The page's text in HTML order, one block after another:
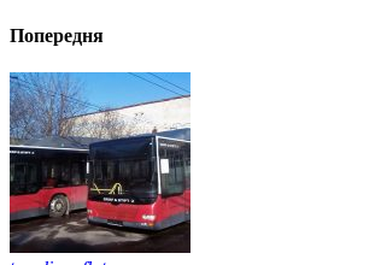
Попередня